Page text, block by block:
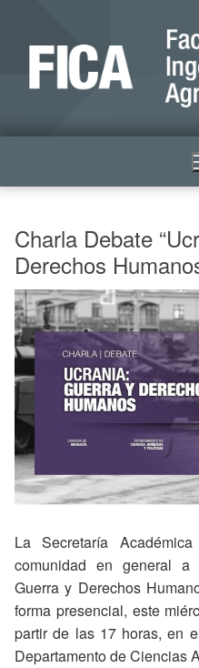
Charla Debate
Derechos
La Secretaría
comunidad en general a
Guerra y Derechos
forma presencial, este
partir de las 17 horas, en
Departamento de Ciencias